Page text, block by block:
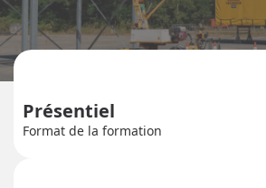
Présentiel
Format de la formation